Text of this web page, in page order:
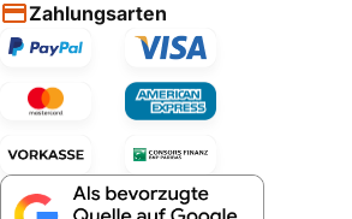
Zahlungsarten